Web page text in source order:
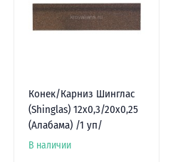
Конек/Карниз Шинглас
(Shinglas) 12х0,3/20х0,25
(Алабама) /1 уп/
В наличии